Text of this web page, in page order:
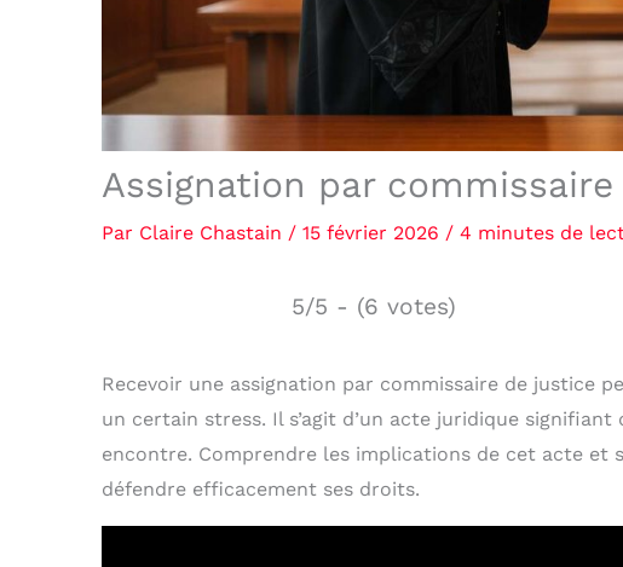
Assignation par
Par Claire Chastain / 15 février 2026 / 4 minutes de
5/5 - (6 votes)
Recevoir une assignation par commissaire de justice
un certain stress. Il s’agit d’un acte juridique
encontre. Comprendre les implications de cet acte et
défendre efficacement ses droits.